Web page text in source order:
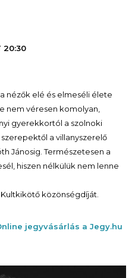
20:30
nézők elé és elmeséli élete
nem véresen komolyan,
gyerekkortól a szolnoki
a villanyszerelő
Jánosig. Természetesen a
hiszen nélkülük nem lenne
közönségdíját.
jegyvásárlás a Jegy.hu